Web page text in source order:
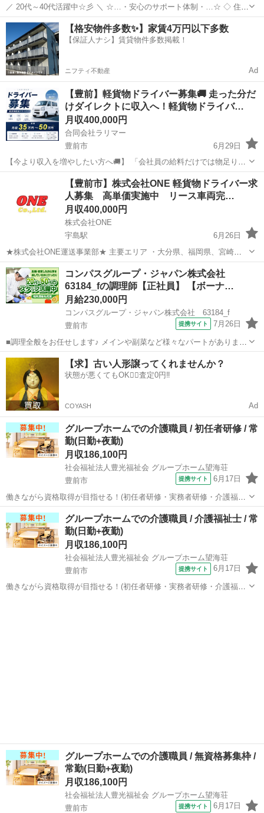
／ 20代～40代活躍中☆彡 ＼ ☆…・安心のサポート体制・…☆ ◇ 住ま
いの心配ゼロ！ ◇ • 個室1R完全無料！ • 即日入寮OK！など ◇ 所持金
ゼロでもスタートできる！ ...
福岡 豊前市 工場 未経験
【格安物件多数✨】家賃4万円以下多数
【保証人ナシ】賃貸物件多数掲載！
ニフティ不動産 Ad
【豊前】軽貨物ドライバー募集🚚 走った分だ
けダイレクトに収入へ！軽貨物ドライバ…
月収400,000円
合同会社ラリマー
豊前市
6月29日
【今より収入を増やしたい方へ🚚】 「会社員の給料だけでは物足りな
い」 「頑張った分だけ稼ぎたい」 そんな方におすすめのお仕事です✨
■業務内容 軽自動車で通販商品の配送📦 ■勤務時間 8:00〜配送終了ま
で 慣れた...
物流
【豊前市】株式会社ONE 軽貨物ドライバー求
人募集 高単価実施中 リース車両完…
月収400,000円
株式会社ONE
宇島駅
6月26日
★株式会社ONE運送事業部★ 主要エリア ・大分県、福岡県、宮崎
県、熊本県、佐賀県、北九州市、久留米市、筑後市、八女市、都城
市、日南市、宮崎市内、霧島市、姶良市、鹿屋市、大牟田市、みやま
市、鳥栖市、玉名市、朝倉市、苅田町、...
福岡 豊前市 宇島駅 ドライバー 業務
コンパスグループ・ジャパン株式会社
63184_fの調理師【正社員】 【ボーナ…
月給230,000円
コンパスグループ・ジャパン株式会社 63184_f
豊前市
提携サイト 7月26日
■調理全般をお任せします♪ メインや副菜など様々なパートがあります
が、まずは副菜からスタート。 《1日の流れ》 1.調理の準備 器具の
スイッチやガスを点けます 2.食材の確認と下ごしらえ 3.調理スタート
4.自分の持ち...
福岡 豊前市 調理師
【求】古い人形譲ってくれませんか？
状態が悪くてもOK🙆‍♀️査定0円‼️
COYASH Ad
グループホームでの介護職員 / 初任者研修 / 常
勤(日勤+夜勤)
月収186,100円
社会福祉法人豊光福祉会 グループホーム望海荘
豊前市
提携サイト 6月17日
働きながら資格取得が目指せる！(初任者研修・実務者研修・介護福祉
士)/利用者人数５０人以下 【施設名】 社会福祉法人豊光福祉会 グルー
プホーム望海荘 【勤務地】 福岡県 豊前市 【アクセス】 豊前松江駅か
ら徒歩7分 豊...
福岡 豊前市 介護福祉士
グループホームでの介護職員 / 介護福祉士 / 常
勤(日勤+夜勤)
月収186,100円
社会福祉法人豊光福祉会 グループホーム望海荘
豊前市
提携サイト 6月17日
働きながら資格取得が目指せる！(初任者研修・実務者研修・介護福祉
グループホームでの介護職員 / 無資格募集枠 /
常勤(日勤+夜勤)
月収186,100円
社会福祉法人豊光福祉会 グループホーム望海荘
豊前市
提携サイト 6月17日